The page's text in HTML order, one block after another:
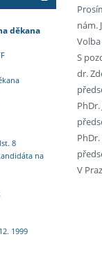
děkana
8
na
1999
nám.
S
dr.
PhDr.
V